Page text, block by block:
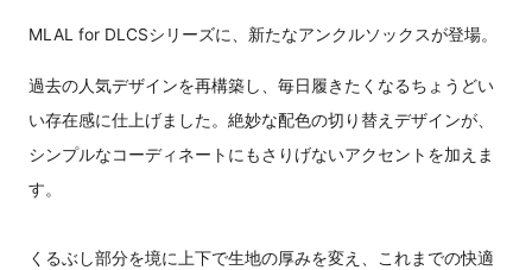
MLAL for DLCSシリーズに、新たなアンクルソックスが登場。
過去の人気デザインを再構築し、毎日履きたくなるちょうどい
い存在感に仕上げました。絶妙な配色の切り替えデザインが、
シンプルなコーディネートにもさりげないアクセントを加えま
す。
くるぶし部分を境に上下で生地の厚みを変え、これまでの快適